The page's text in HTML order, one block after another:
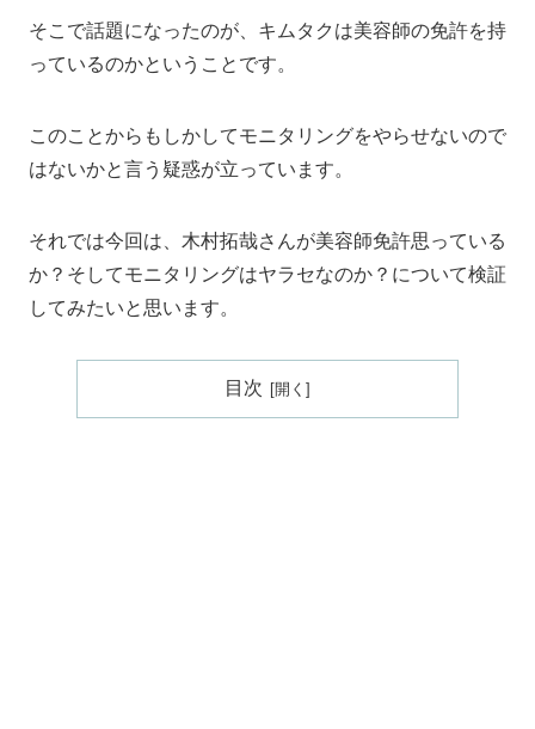
そこで話題になったのが、キムタクは美容師の免許を持
っているのかということです。
このことからもしかしてモニタリングをやらせないので
はないかと言う疑惑が立っています。
それでは今回は、木村拓哉さんが美容師免許思っている
か？そしてモニタリングはヤラセなのか？について検証
してみたいと思います。
目次